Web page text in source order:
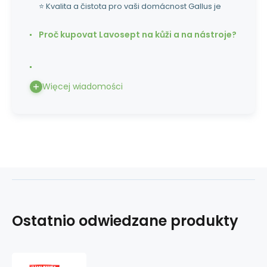
⭐ Kvalita a čistota pro vaši domácnost Gallus je
Proč kupovat Lavosept na kůži a na nástroje?
Więcej wiadomości
Ostatnio odwiedzane produkty